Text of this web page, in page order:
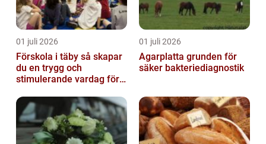
01 juli 2026
Förskola i täby så skapar
du en trygg och
stimulerande vardag för
01 juli 2026
Agarplatta grunden för
säker bakteriediagnostik